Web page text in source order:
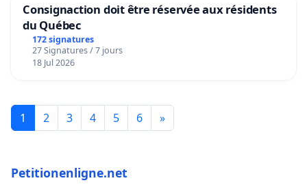
Consignaction doit être réservée aux résidents
du Québec
172 signatures
27 Signatures / 7 jours
18 Jul 2026
1 2 3 4 5 6 »
Petitionenligne.net